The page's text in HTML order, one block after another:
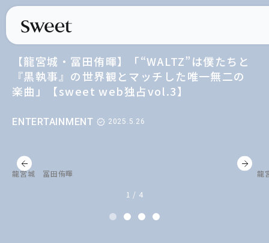
ENTERTAINMENT 2025.5.26
【龍宮城・冨田侑暉】「“WALTZ”は僕たちと
『黒執事』の世界観とマッチした唯一無二の
楽曲」【sweet web独占vol.3】
龍宮城 冨田侑暉 龍
1 / 4